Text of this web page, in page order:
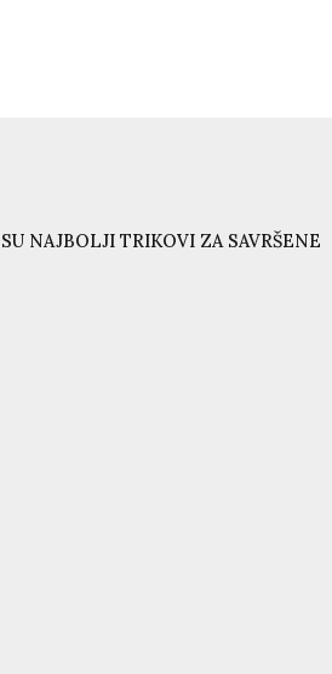
NAJBOLJI TRIKOVI ZA SAVRŠENE